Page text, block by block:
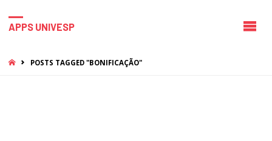
APPS UNIVESP
HOMEPOSTS TAGGED "BONIFICAÇÃO"